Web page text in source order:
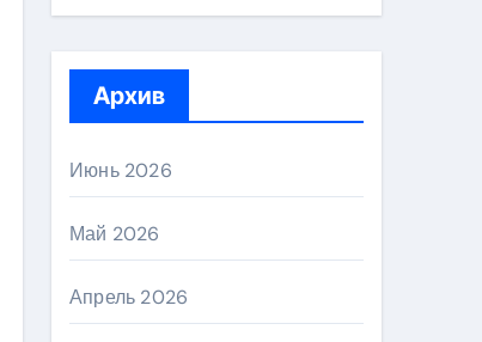
Архив
Июнь 2026
Май 2026
Апрель 2026